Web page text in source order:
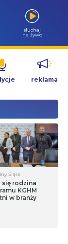
słuchaj
na żywo
reklama
Śląsk
się rodzina
KGHM
w branży